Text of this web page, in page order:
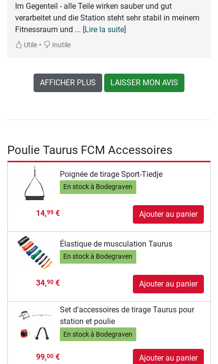
Im Gegenteil - alle Teile wirken sauber und gut
verarbeitet und die Station steht sehr stabil in meinem
Fitnessraum und ... [Lire la suite]
Utile • Inutile
AFFICHER PLUS LAISSER MON AVIS
Poulie Taurus FCM Accessoires
Poignée de tirage Sport-Tiedje
En stock à Bodegraven
14,99€ Ajouter au panier
Élastique de musculation Taurus
En stock à Bodegraven
34,90€ Ajouter au panier
Set d'accessoires de tirage Taurus pour
station et poulie
En stock à Bodegraven
99,00€ Ajouter au panier